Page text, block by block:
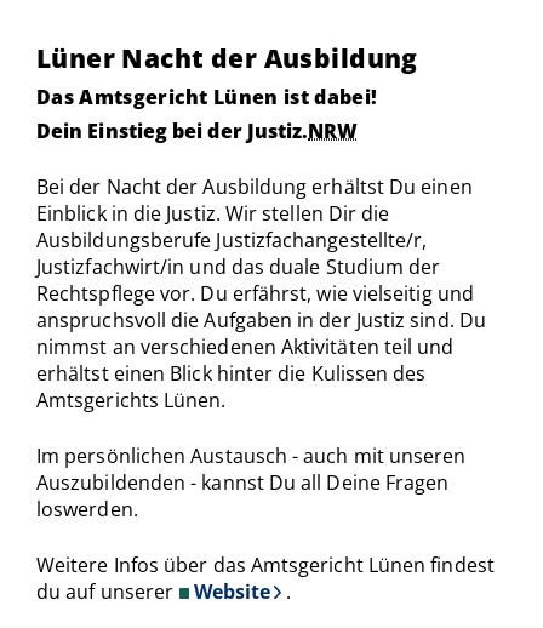
Lüner Nacht der Ausbildung
Das Amtsgericht Lünen ist dabei!
Dein Einstieg bei der Justiz.NRW
Bei der Nacht der Ausbildung erhältst Du einen
Einblick in die Justiz. Wir stellen Dir die
Ausbildungsberufe Justizfachangestellte/r,
Justizfachwirt/in und das duale Studium der
Rechtspflege vor. Du erfährst, wie vielseitig und
anspruchsvoll die Aufgaben in der Justiz sind. Du
nimmst an verschiedenen Aktivitäten teil und
erhältst einen Blick hinter die Kulissen des
Amtsgerichts Lünen.
Im persönlichen Austausch - auch mit unseren
Auszubildenden - kannst Du all Deine Fragen
loswerden.
Weitere Infos über das Amtsgericht Lünen findest
du auf unserer
Website .